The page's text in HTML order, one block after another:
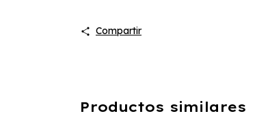
Compartir
Productos similares